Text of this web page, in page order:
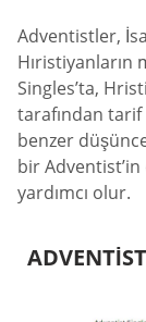
Adventistler,
Singles’ta,
tarafından tarif
benzer
bir
yardımcı olur.